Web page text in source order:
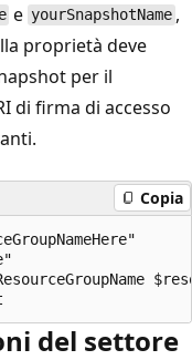
e yourSnapshotName ,
proprietà deve
per il
di firma di accesso
Copia
del settore